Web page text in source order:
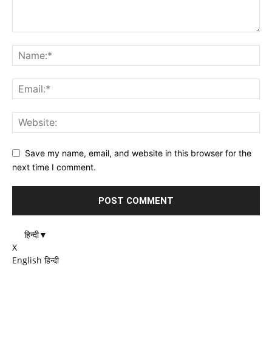
Save my name, email, and website in this browser for the
next time I comment.
हिन्दी▼
X
English हिन्दी